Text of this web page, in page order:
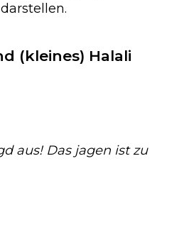
(kleines) Halali
aus! Das jagen ist zu